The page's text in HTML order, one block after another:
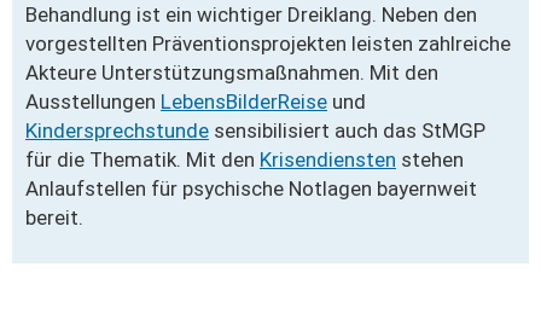
Behandlung ist ein wichtiger Dreiklang. Neben den
vorgestellten Präventionsprojekten leisten zahlreiche
Akteure Unterstützungsmaßnahmen. Mit den
Ausstellungen LebensBilderReise und
Kindersprechstunde sensibilisiert auch das StMGP
für die Thematik. Mit den Krisendiensten stehen
Anlaufstellen für psychische Notlagen bayernweit
bereit.